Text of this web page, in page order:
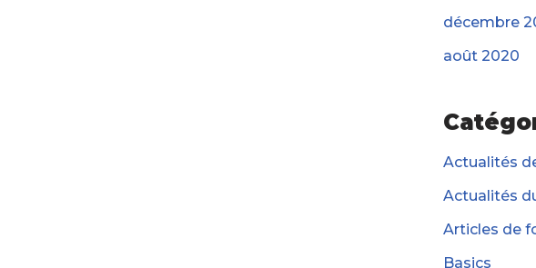
décembre
août 2020
Actualités
Actualités
Articles de
Basics